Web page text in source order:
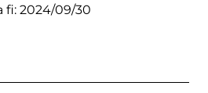
fi: 2024/09/30